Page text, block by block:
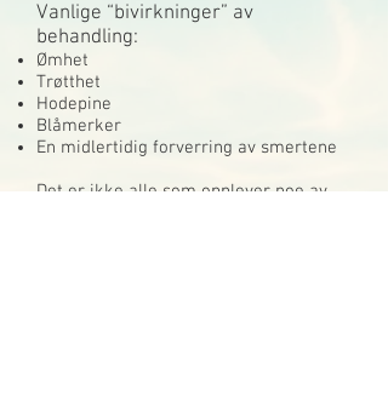
Vanlige “bivirkninger” av
behandling:
Ømhet
Trøtthet
Hodepine
Blåmerker
En midlertidig forverring av smertene
Det er ikke alle som opplever noe av